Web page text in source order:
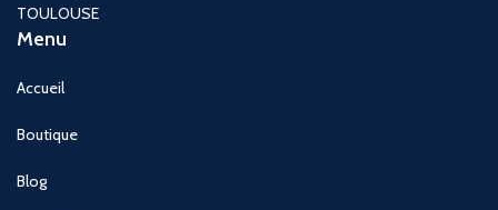
TOULOUSE
Menu
Accueil
Boutique
Blog